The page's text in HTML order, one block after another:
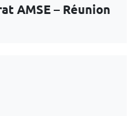
AMSE – Réunion